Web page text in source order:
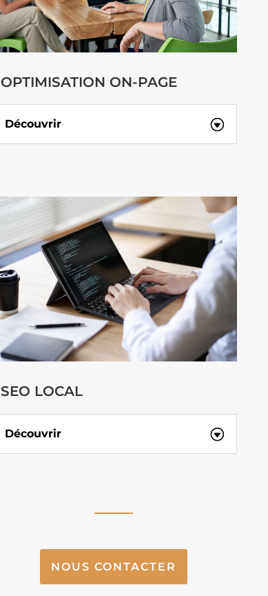
OPTIMISATION ON-PAGE
Découvrir
SEO LOCAL
Découvrir
NOUS CONTACTER